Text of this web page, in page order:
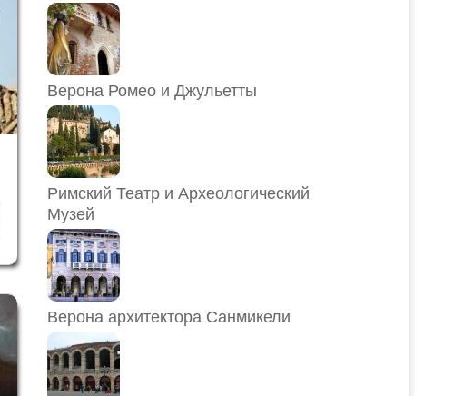
Верона Ромео и Джульетты
Римский Театр и Археологический
Музей
Верона архитектора Санмикели